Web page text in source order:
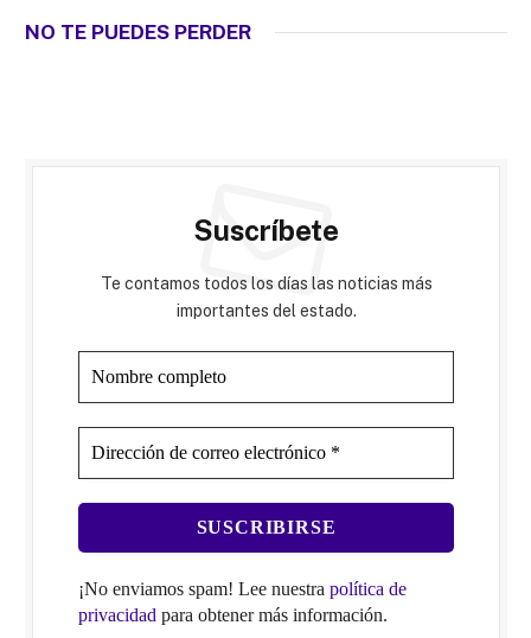
NO TE PUEDES PERDER
Suscríbete
Te contamos todos los días las noticias más
importantes del estado.
¡No enviamos spam! Lee nuestra política de
privacidad para obtener más información.